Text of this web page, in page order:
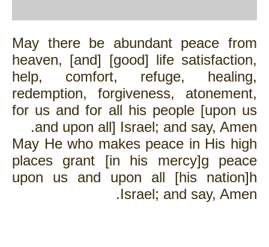
May there be abundant peace from
heaven, [and] [good] life satisfaction,
help, comfort, refuge, healing,
redemption, forgiveness, atonement,
for us and for all his people [upon us
and upon all] Israel; and say, Amen.
May He who makes peace in His high
places grant [in his mercy]g peace
upon us and upon all [his nation]h
Israel; and say, Amen.